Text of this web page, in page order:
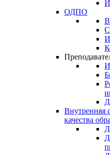
ОДПО
Внутренняя
качества